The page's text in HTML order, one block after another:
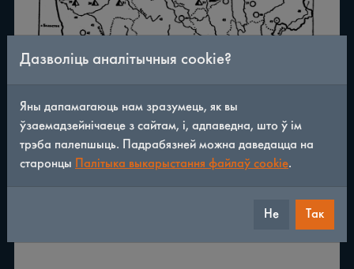
Дазволіць аналітычныя cookie?
Яны дапамагаюць нам зразумець, як вы
ўзаемадзейнічаеце з сайтам, і, адпаведна, што ў ім
трэба палепшыць. Падрабязней можна даведацца на
старонцы
Палітыка выкарыстання файлаў cookie.
Не Так